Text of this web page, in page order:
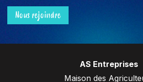
Nous rejoindre
AS Entreprises
Maison des